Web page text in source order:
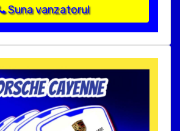
Suna vanzatorul